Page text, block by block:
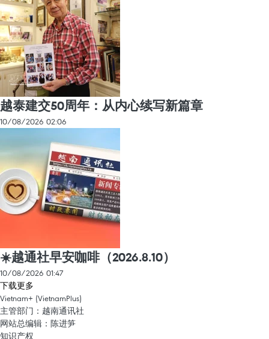
越泰建交50周年：从内心续写新篇章
10/08/2026 02:06
☀️越通社早安咖啡（2026.8.10）
10/08/2026 01:47
下载更多
Vietnam+ (VietnamPlus)
主管部门：越南通讯社
网站总编辑：陈进笋
知识产权